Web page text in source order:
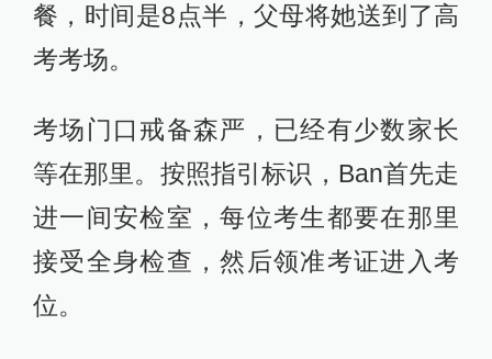
餐，时间是8点半，父母将她送到了高
考考场。
考场门口戒备森严，已经有少数家长
等在那里。按照指引标识，Ban首先走
进一间安检室，每位考生都要在那里
接受全身检查，然后领准考证进入考
位。